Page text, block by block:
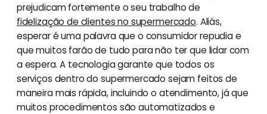
prejudicam fortemente o seu trabalho de
fidelização de clientes no supermercado. Aliás,
esperar é uma palavra que o consumidor repudia e
que muitos farão de tudo para não ter que lidar com
a espera. A tecnologia garante que todos os
serviços dentro do supermercado sejam feitos de
maneira mais rápida, incluindo o atendimento, já que
muitos procedimentos são automatizados e